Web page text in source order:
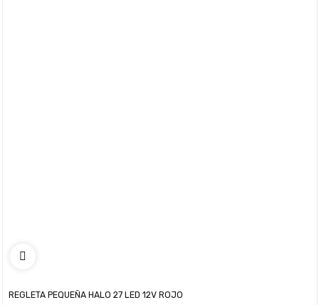
REGLETA PEQUEÑA HALO 27 LED 12V ROJO